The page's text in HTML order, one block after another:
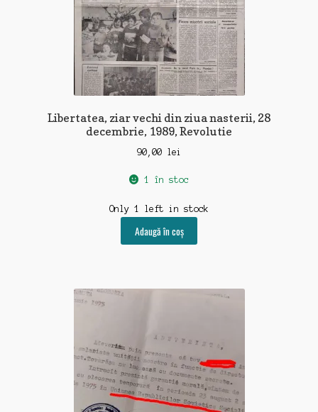
Libertatea, ziar vechi din ziua nasterii, 28
decembrie, 1989, Revolutie
90,00 lei
1 în stoc
Only 1 left in stock
Adaugă în coș